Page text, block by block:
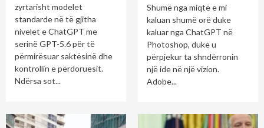
zyrtarisht modelet
standarde në të gjitha
nivelet e ChatGPT me
serinë GPT-5.6 për të
përmirësuar saktësinë dhe
kontrollin e përdoruesit.
Ndërsa sot...
Shumë nga miqtë e mi
kaluan shumë orë duke
kaluar nga ChatGPT në
Photoshop, duke u
përpjekur ta shndërronin
një ide në një vizion.
Adobe...